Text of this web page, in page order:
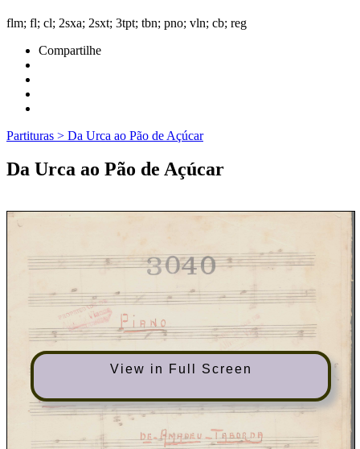
flm; fl; cl; 2sxa; 2sxt; 3tpt; tbn; pno; vln; cb; reg
Compartilhe
Partituras > Da Urca ao Pão de Açúcar
Da Urca ao Pão de Açúcar
View in Full Screen